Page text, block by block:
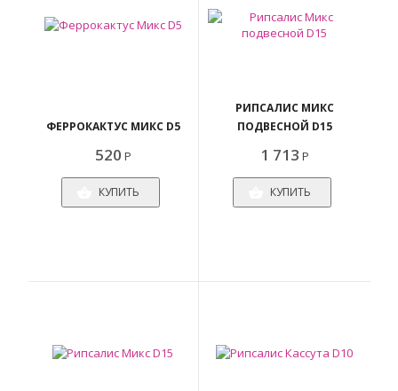
ФЕРРОКАКТУС МИКС D5
520 Р
КУПИТЬ
РИПСАЛИС МИКС
ПОДВЕСНОЙ D15
1 713 Р
КУПИТЬ